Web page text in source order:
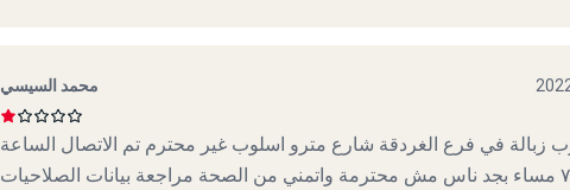
محمد السيسي
زبالة في فرع الغردقة شارع مترو اسلوب غير محترم تم الاتصال الساعة
الصلاحيات